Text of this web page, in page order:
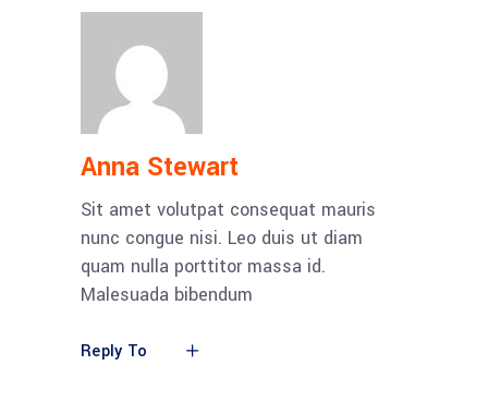
Anna Stewart
Sit amet volutpat consequat mauris
nunc congue nisi. Leo duis ut diam
quam nulla porttitor massa id.
Malesuada bibendum
Reply To